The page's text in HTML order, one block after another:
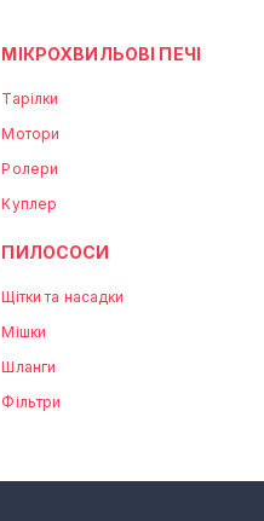
МІКРОХВИЛЬОВІ ПЕЧІ
Тарілки
Мотори
Ролери
Куплер
ПИЛОСОСИ
Щітки та насадки
Мішки
Шланги
Фільтри